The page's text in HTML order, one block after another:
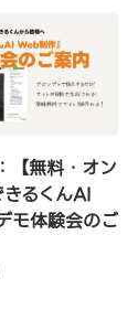
【無料・オン
るくんAI
モ体験会のご